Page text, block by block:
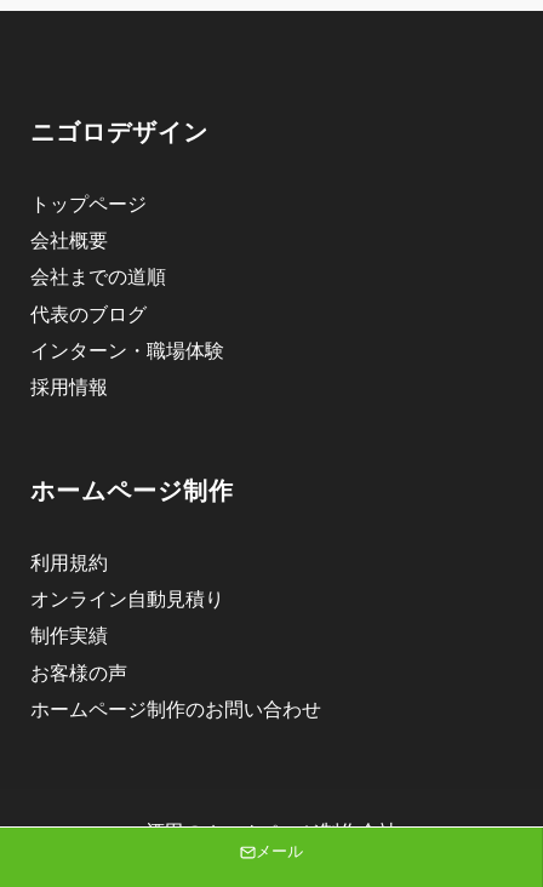
ニゴロデザイン
トップページ
会社概要
会社までの道順
代表のブログ
インターン・職場体験
採用情報
ホームページ制作
利用規約
オンライン自動見積り
制作実績
お客様の声
ホームページ制作のお問い合わせ
酒田のホームページ制作会社
株式会社ニゴロデザイン
メール